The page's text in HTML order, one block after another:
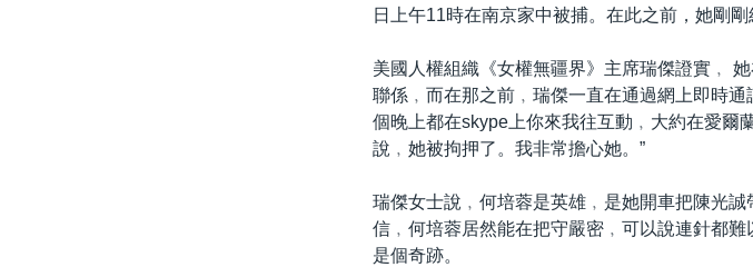
日上午11時在南京家中被捕。在此之前，她剛剛
美國人權組織《女權無疆界》主席瑞傑證實﹐
聯係﹐而在那之前﹐瑞傑一直在通過網上即時
個晚上都在skype上你來我往互動﹐大約在愛爾
說﹐她被拘押了。我非常擔心她。”
瑞傑女士說﹐何培蓉是英雄﹐是她開車把陳光
信﹐何培蓉居然能在把守嚴密﹐可以說連針都
是個奇跡。